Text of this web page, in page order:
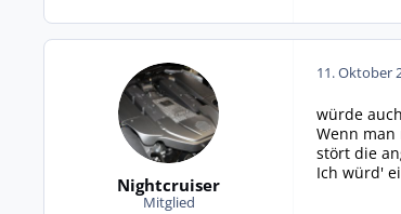
Nightcruiser
Mitglied
11. Oktober
würde
Wenn
stört die
Ich würd'